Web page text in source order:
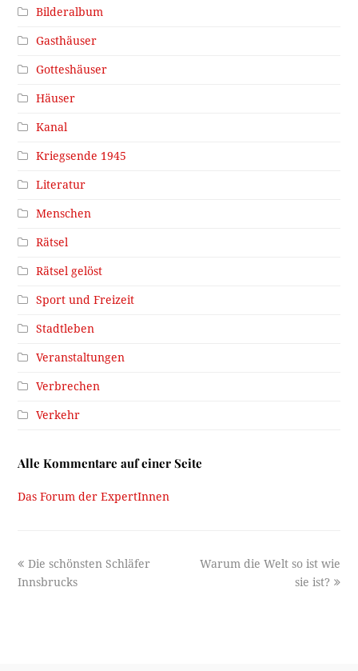
Bilderalbum
Gasthäuser
Gotteshäuser
Häuser
Kanal
Kriegsende 1945
Literatur
Menschen
Rätsel
Rätsel gelöst
Sport und Freizeit
Stadtleben
Veranstaltungen
Verbrechen
Verkehr
Alle Kommentare auf einer Seite
Das Forum der ExpertInnen
previous
post:
Die schönsten Schläfer
Innsbrucks
next
Warum die Welt so ist wie
sie ist?